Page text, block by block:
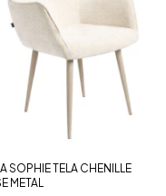
SOPHIE TELA CHENILLE
METAL